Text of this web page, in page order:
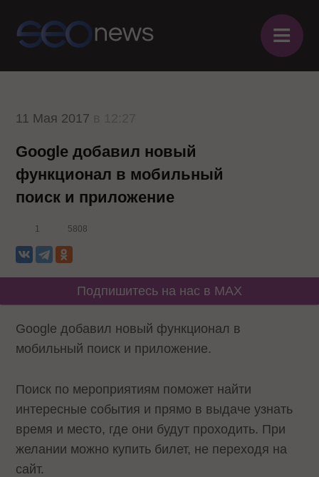
≡
11 Мая 2017
Google добавил новый
функционал в мобильный
поиск и приложение
1 5808
Подпишитесь на нас в MAX
Google добавил новый функционал в
мобильный поиск и приложение.
Поиск по мероприятиям поможет найти
интересные события и прямо в выдаче узнать
время и место, где они будут проходить. При
желании можно купить билет, не переходя на
сайт.